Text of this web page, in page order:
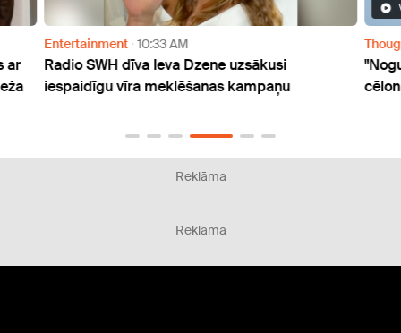
uzsākusi
kampaņu
Video
Thoughts
"Noguru no nekā..." Aktrise Linda
cēloni neparastajai pašsajūtai
Reklāma
Reklāma